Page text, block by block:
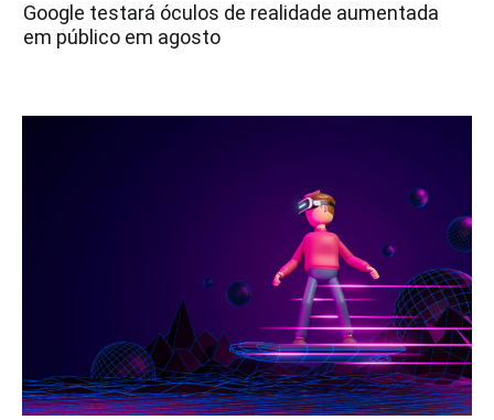
Google testará óculos de realidade aumentada
em público em agosto